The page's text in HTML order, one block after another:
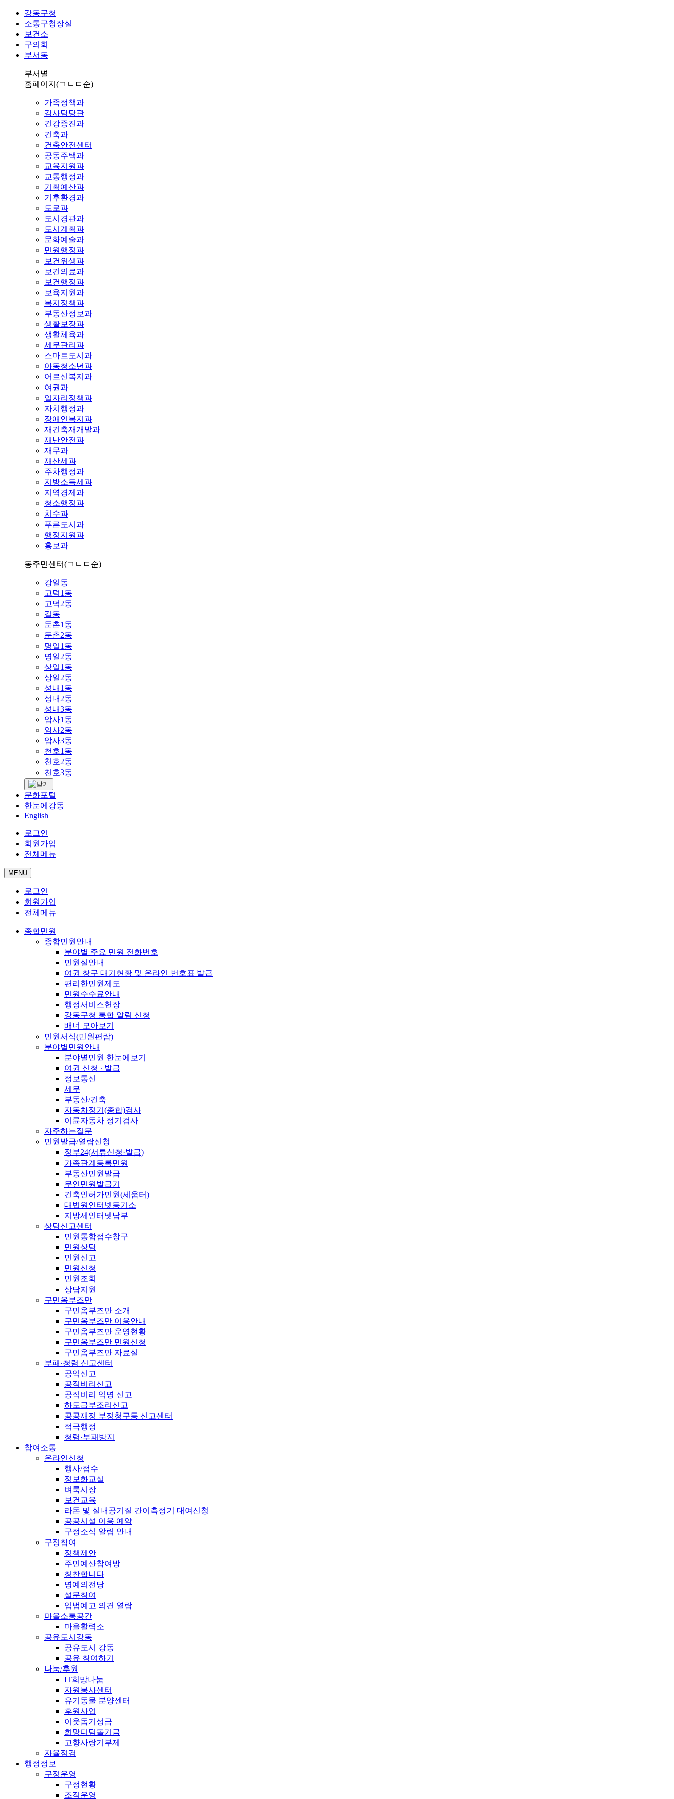
강동구청
소통구청장실
보건소
구의회
부서동
부서별
홈페이지 (ㄱㄴㄷ순)
가족정책과
감사담당관
건강증진과
건축과
건축안전센터
공동주택과
교육지원과
교통행정과
기획예산과
기후환경과
도로과
도시경관과
도시계획과
문화예술과
민원행정과
보건위생과
보건의료과
보건행정과
보육지원과
복지정책과
부동산정보과
생활보장과
생활체육과
세무관리과
스마트도시과
아동청소년과
어르신복지과
여권과
일자리정책과
자치행정과
장애인복지과
재건축재개발과
재난안전과
재무과
재산세과
주차행정과
지방소득세과
지역경제과
청소행정과
치수과
푸른도시과
행정지원과
홍보과
동주민센터(ㄱㄴㄷ순)
강일동
고덕1동
고덕2동
길동
둔촌1동
둔촌2동
명일1동
명일2동
상일1동
상일2동
성내1동
성내2동
성내3동
암사1동
암사2동
암사3동
천호1동
천호2동
천호3동
문화포털
한눈에강동
English
로그인
회원가입
전체메뉴
MENU
로그인
회원가입
전체메뉴
종합민원
종합민원안내
분야별 주요 민원 전화번호
민원실안내
여권 창구 대기현황 및 온라인 번호표 발급
편리한민원제도
민원수수료안내
행정서비스헌장
강동구청 통합 알림 신청
배너 모아보기
민원서식(민원편람)
분야별민원안내
분야별민원 한눈에보기
여권 신청 ∙ 발급
정보통신
세무
부동산/건축
자동차정기(종합)검사
이륜자동차 정기검사
자주하는질문
민원발급/열람신청
정부24(서류신청·발급)
가족관계등록민원
부동산민원발급
무인민원발급기
건축인허가민원(세움터)
대법원인터넷등기소
지방세인터넷납부
상담신고센터
민원통합접수창구
민원상담
민원신고
민원신청
민원조회
상담지원
구민옴부즈만
구민옴부즈만 소개
구민옴부즈만 이용안내
구민옴부즈만 운영현황
구민옴부즈만 민원신청
구민옴부즈만 자료실
부패·청렴 신고센터
공익신고
공직비리신고
공직비리 익명 신고
하도급부조리신고
공공재정 부정청구등 신고센터
적극행정
청렴·부패방지
참여소통
온라인신청
행사/접수
정보화교실
벼룩시장
보건교육
라돈 및 실내공기질 간이측정기 대여신청
공공시설 이용 예약
구정소식 알림 안내
구정참여
정책제안
주민예산참여방
칭찬합니다
명예의전당
설문참여
입법예고 의견 열람
마을소통공간
마을활력소
공유도시강동
공유도시 강동
공유 참여하기
나눔/후원
IT희망나눔
자원봉사센터
유기동물 분양센터
후원사업
이웃돕기성금
희망디딤돌기금
고향사랑기부제
자율점검
행정정보
구정운영
구정현황
조직운영